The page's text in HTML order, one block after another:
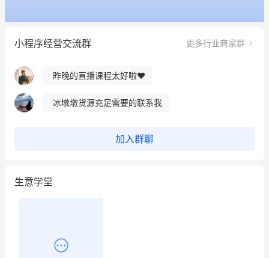
小程序经营交流群 更多行业商家群
用有赞就能在微信、小红书同时经营了
餐饮也得靠私域和服务提高竞争力
昨晚的直播课程太好啦❤️
冰墩墩货源充足需要的联系我
加入群聊
生意学堂